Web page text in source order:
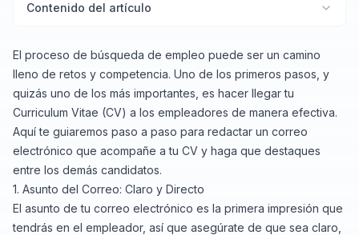
Contenido del artículo
El proceso de búsqueda de empleo puede ser un camino
lleno de retos y competencia. Uno de los primeros pasos, y
quizás uno de los más importantes, es hacer llegar tu
Curriculum Vitae (CV) a los empleadores de manera efectiva.
Aquí te guiaremos paso a paso para redactar un correo
electrónico que acompañe a tu CV y haga que destaques
entre los demás candidatos.
1. Asunto del Correo: Claro y Directo
El asunto de tu correo electrónico es la primera impresión que
tendrás en el empleador, así que asegúrate de que sea claro,